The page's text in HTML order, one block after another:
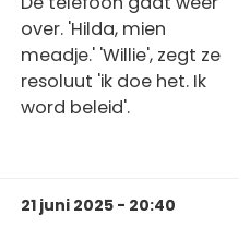
over. 'Hilda, mien
meadje.' 'Willie', zegt ze
resoluut 'ik doe het. Ik
word beleid'.
21 juni 2025 - 20:40